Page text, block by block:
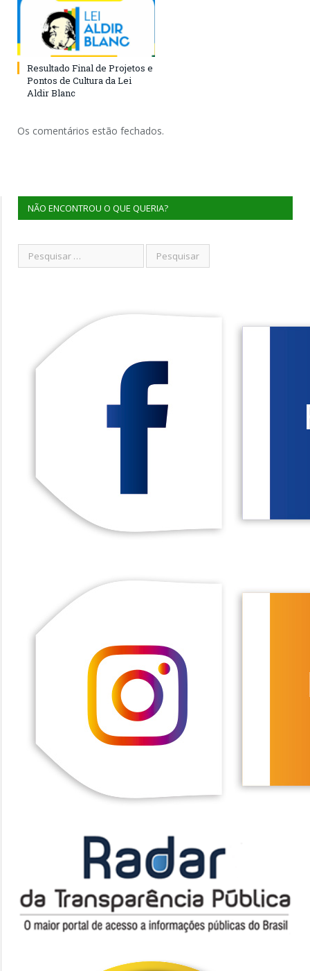
Resultado Final de Projetos e
Pontos de Cultura da Lei
Aldir Blanc
Os comentários estão fechados.
NÃO ENCONTROU O QUE QUERIA?